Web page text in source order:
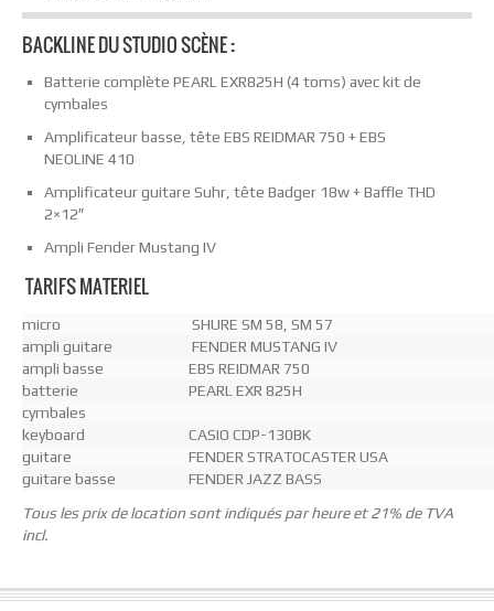
BACKLINE DU STUDIO SCÈNE:
Batterie complète PEARL EXR825H (4 toms) avec kit de
cymbales
Amplificateur basse, tête EBS REIDMAR 750 + EBS
NEOLINE 410
Amplificateur guitare Suhr, tête Badger 18w + Baffle THD
2×12″
Ampli Fender Mustang IV
TARIFS MATERIEL
micro
SHURE SM 58, SM 57
ampli guitare
FENDER MUSTANG IV
ampli basse
EBS REIDMAR 750
batterie
PEARL EXR 825H
cymbales
keyboard
CASIO CDP-130BK
guitare
FENDER STRATOCASTER USA
guitare basse
FENDER JAZZ BASS
Tous les prix de location sont indiqués par heure et 21% de TVA
incl.